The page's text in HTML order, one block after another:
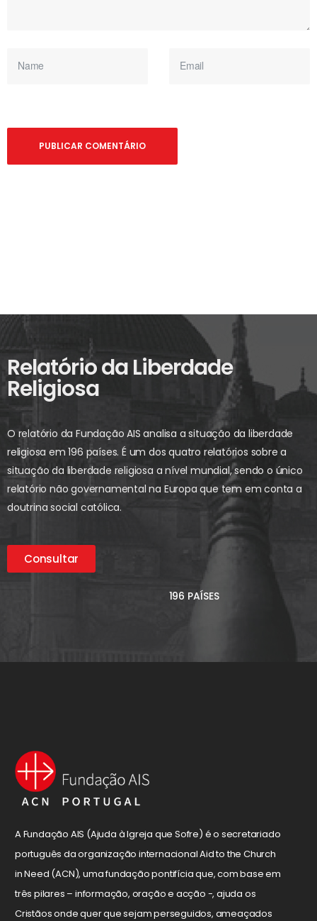
Relatório da Liberdade
Religiosa
O relatório da Fundação AIS analisa a situação da liberdade
religiosa em 196 países. É um dos quatro relatórios sobre a
situação da liberdade religiosa a nível mundial, sendo o único
relatório não governamental na Europa que tem em conta a
doutrina social católica.
Consultar
196 PAÍSES
A Fundação AIS (Ajuda à Igreja que Sofre) é o secretariado
português da organização internacional Aid to the Church
in Need (ACN), uma fundação pontifícia que, com base em
três pilares – informação, oração e acção -, ajuda os
Cristãos onde quer que sejam perseguidos, ameaçados